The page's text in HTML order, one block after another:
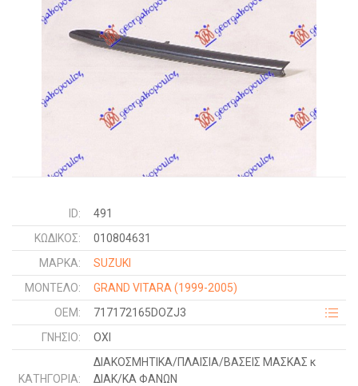
ID:
491
ΚΩΔΙΚΌΣ:
010804631
ΜΑΡΚΑ:
SUZUKI
ΜΟΝΤΕΛΟ:
GRAND VITARA (1999-2005)
OEM:
717172165DOZJ3
ΓΝΉΣΙΟ:
ΟΧΙ
ΚΑΤΗΓΟΡΊΑ:
ΔΙΑΚΟΣΜΗΤΙΚΑ/ΠΛΑΙΣΙΑ/ΒΑΣΕΙΣ ΜΑΣΚΑΣ κ
ΔΙΑΚ/ΚΑ ΦΑΝΩΝ